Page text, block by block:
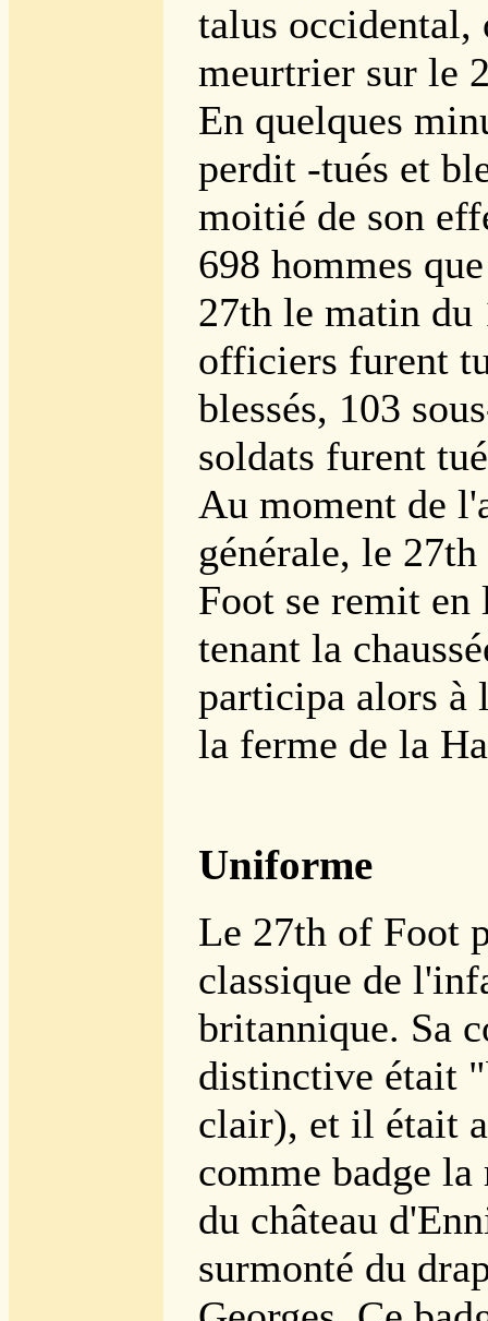
talus
meurtrier sur le
En quelques
perdit -tués et
moitié de son
698 hommes
27th le matin du
officiers furent
blessés, 103
soldats furent
Au moment de
générale, le
Foot se remit
tenant la
participa alors à
la ferme de la
Uniforme
Le 27th of Foot
classique de
britannique. Sa
distinctive était
clair), et il était
comme badge la
du château
surmonté du